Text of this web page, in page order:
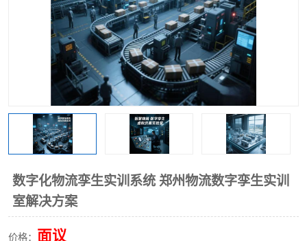
数字化物流孪生实训系统 郑州物流数字孪生实训
室解决方案
价格： 面议